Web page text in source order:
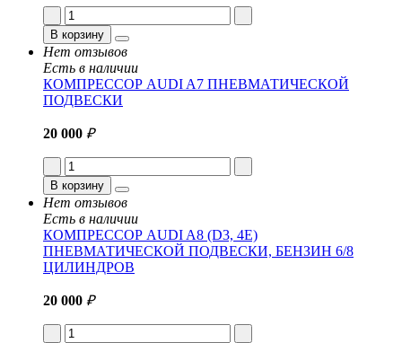
В корзину
Нет отзывов
Есть в наличии
КОМПРЕССОР AUDI A7 ПНЕВМАТИЧЕСКОЙ
ПОДВЕСКИ
20 000 ₽
В корзину
Нет отзывов
Есть в наличии
КОМПРЕССОР AUDI A8 (D3, 4E)
ПНЕВМАТИЧЕСКОЙ ПОДВЕСКИ, БЕНЗИН 6/8
ЦИЛИНДРОВ
20 000 ₽